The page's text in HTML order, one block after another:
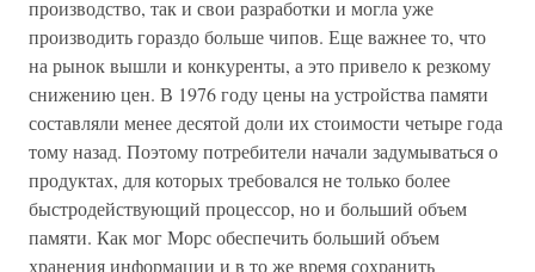
производство, так и свои разработки и могла уже
производить гораздо больше чипов. Еще важнее то, что
на рынок вышли и конкуренты, а это привело к резкому
снижению цен. В 1976 году цены на устройства памяти
составляли менее десятой доли их стоимости четыре года
тому назад. Поэтому потребители начали задумываться о
продуктах, для которых требовался не только более
быстродействующий процессор, но и больший объем
памяти. Как мог Морс обеспечить больший объем
хранения информации и в то же время сохранить